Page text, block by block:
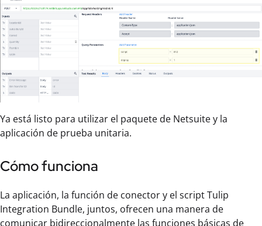
Ya está listo para utilizar el paquete de Netsuite y la
aplicación de prueba unitaria.
Cómo funciona
La aplicación, la función de conector y el script Tulip
Integration Bundle, juntos, ofrecen una manera de
comunicar bidireccionalmente las funciones básicas de